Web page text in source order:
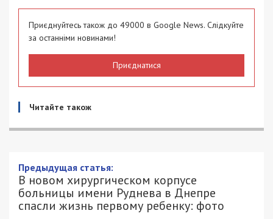
Приєднуйтесь також до 49000 в Google News. Слідкуйте
за останніми новинами!
Приєднатися
Читайте також
Предыдущая статья:
В новом хирургическом корпусе
больницы имени Руднева в Днепре
спасли жизнь первому ребенку: фото